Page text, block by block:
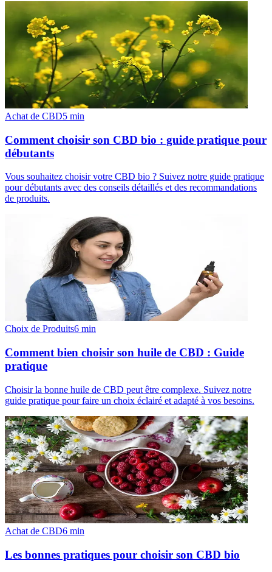
Achat de CBD5 min
Comment choisir son CBD bio : guide pratique pour
débutants
Vous souhaitez choisir votre CBD bio ? Suivez notre guide pratique
pour débutants avec des conseils détaillés et des recommandations
de produits.
Choix de Produits6 min
Comment bien choisir son huile de CBD : Guide
pratique
Choisir la bonne huile de CBD peut être complexe. Suivez notre
guide pratique pour faire un choix éclairé et adapté à vos besoins.
Achat de CBD6 min
Les bonnes pratiques pour choisir son CBD bio